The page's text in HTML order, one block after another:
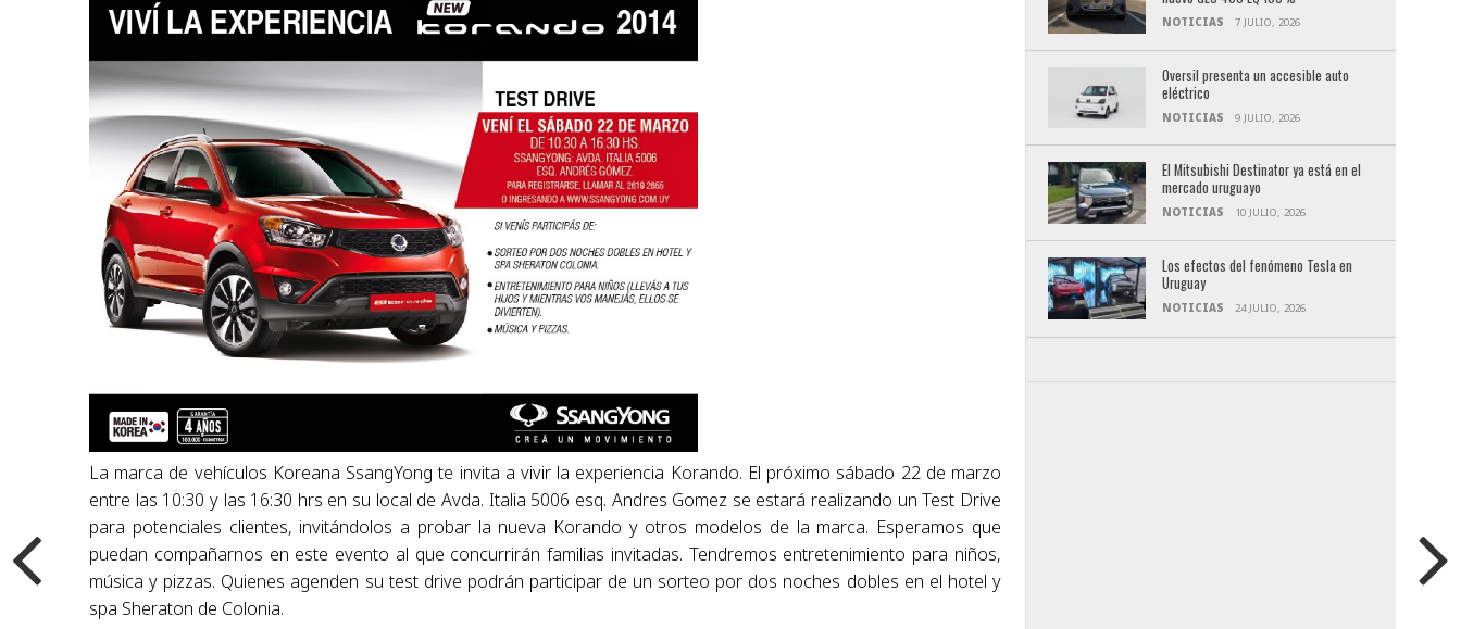
La marca de vehículos Koreana SsangYong te invita a vivir la experiencia Korando. El próximo sábado 22 de marzo
entre las 10:30 y las 16:30 hrs en su local de Avda. Italia 5006 esq. Andres Gomez se estará realizando un Test Drive
para potenciales clientes, invitándolos a probar la nueva Korando y otros modelos de la marca. Esperamos que
puedan compañarnos en este evento al que concurrirán familias invitadas. Tendremos entretenimiento para niños,
música y pizzas. Quienes agenden su test drive podrán participar de un sorteo por dos noches dobles en el hotel y
spa Sheraton de Colonia.
NOTICIAS 7 JULIO, 2026
Oversil presenta un accesible auto
eléctrico
NOTICIAS 9 JULIO, 2026
El Mitsubishi Destinator ya está en el
mercado uruguayo
NOTICIAS 10 JULIO, 2026
Los efectos del fenómeno Tesla en
Uruguay
NOTICIAS 24 JULIO, 2026